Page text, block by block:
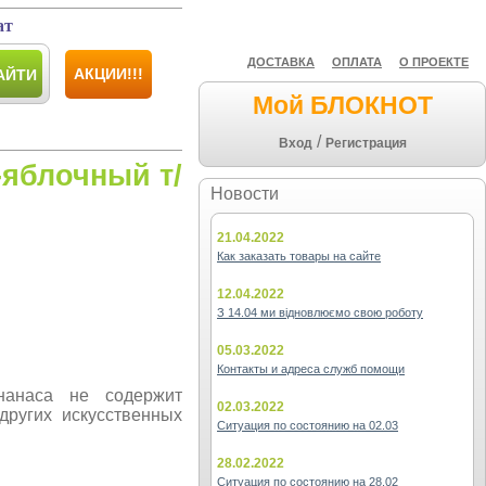
ДОСТАВКА ОПЛАТА О ПРОЕКТЕ
Мой БЛОКНОТ
Вход / Регистрация
Новости
21.04.2022
Как заказать товары на сайте
12.04.2022
З 14.04 ми відновлюємо свою роботу
05.03.2022
Контакты и адреса служб помощи
02.03.2022
Ситуация по состоянию на 02.03
28.02.2022
Ситуация по состоянию на 28.02
АКЦИИ!!!
т/
не содержит
искусственных